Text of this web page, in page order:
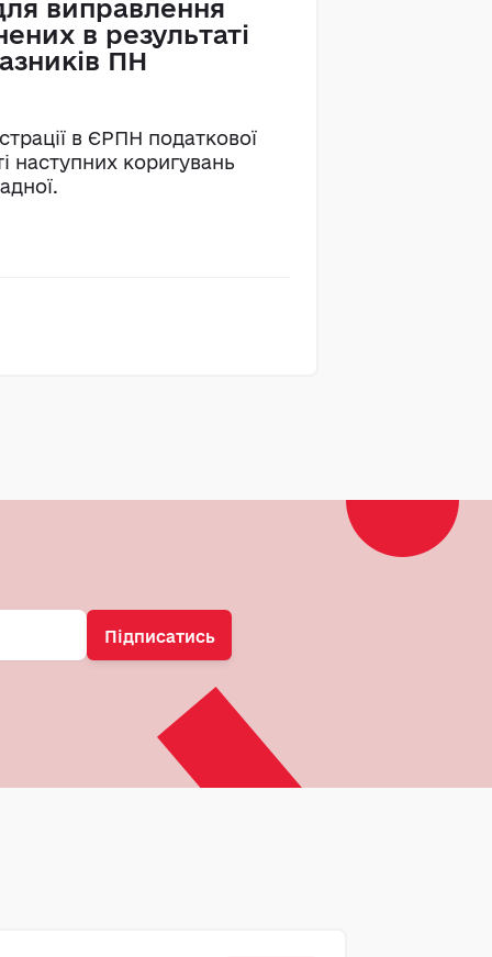
виправлення
в результаті
ПН
в ЄРПН податкової
наступних коригувань
Підписатись